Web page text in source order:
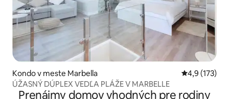
Kondo v meste Marbella Priemerné
4,9 (173)
ÚŽASNÝ DÚPLEX VEDĽA PLÁŽE V MARBELLE
Prenájmy domov vhodných pre rodiny